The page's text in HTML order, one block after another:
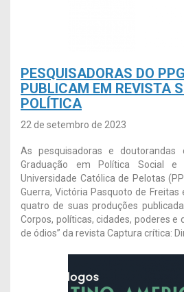
PESQUISADORAS DO
PUBLICAM EM REVISTA
POLÍTICA
22 de setembro de 2023
As pesquisadoras e doutorandas
Graduação em Política Social e
Universidade Católica de Pelotas
Guerra, Victória Pasquoto de Freitas
quatro de suas produções
Corpos, políticas, cidades, poderes
de ódios” da revista Captura crítica: